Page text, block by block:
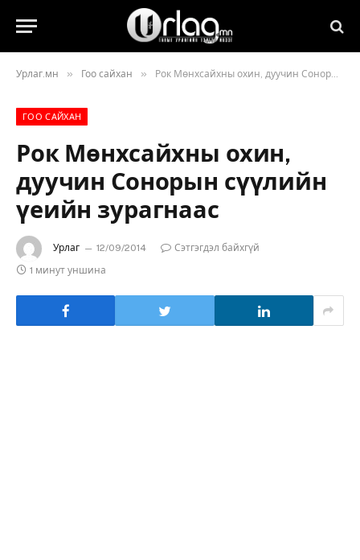
Урлаг.мн » Гоо сайхан » Рок Мөнхсайхны охин, дуучин Сонорын сүүлийн үеийн зурагнаас
ГОО САЙХАН
Рок Мөнхсайхны охин,
дуучин Сонорын сүүлийн
үеийн зурагнаас
Урлаг 12/09/2014
Сэтгэгдэл байхгүй
1 минут уншина